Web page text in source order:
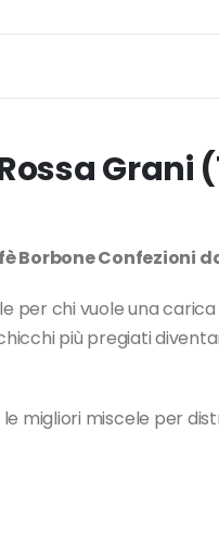
Grani
Borbone Confezioni
per chi vuole una
più pregiati
migliori miscele per